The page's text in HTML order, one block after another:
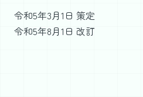
令和5年3月1日 策定
令和5年8月1日 改訂